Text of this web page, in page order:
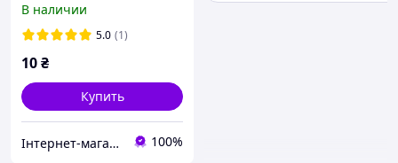
Господом,.."
В наличии
5.0 (1)
10₴
Купить
Інтернет-магазин Християнської книги 100%